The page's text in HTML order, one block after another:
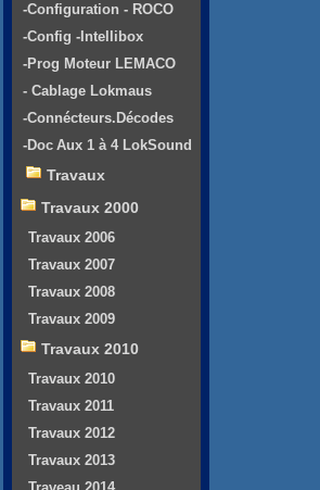
-Configuration - ROCO
-Config -Intellibox
-Prog Moteur LEMACO
- Cablage Lokmaus
-Connécteurs.Décodes
-Doc Aux 1 à 4 LokSound
Travaux
Travaux 2000
Travaux 2006
Travaux 2007
Travaux 2008
Travaux 2009
Travaux 2010
Travaux 2010
Travaux 2011
Travaux 2012
Travaux 2013